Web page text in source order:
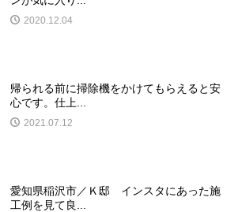
2020.12.04
帰られる前に掃除機をかけてもらえると安
心です。仕上...
2021.07.12
愛知県稲沢市／Ｋ邸 インスタにあった施
工例を見て良...